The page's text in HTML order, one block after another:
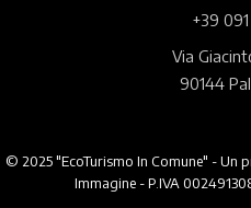
+39 091
Via
90144
© 2025 "EcoTurismo In Comune" - Un
Immagine - P.IVA